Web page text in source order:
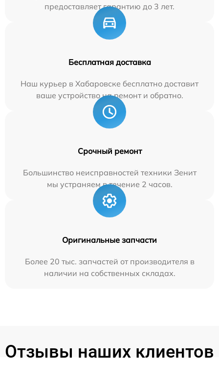
предоставляет гарантию до 3 лет.
Бесплатная доставка
Наш курьер в Хабаровске бесплатно доставит
ваше устройство на ремонт и обратно.
Срочный ремонт
Большинство неисправностей техники Зенит
мы устраняем в течение 2 часов.
Оригинальные запчасти
Более 20 тыс. запчастей от производителя в
наличии на собственных складах.
Отзывы наших клиентов